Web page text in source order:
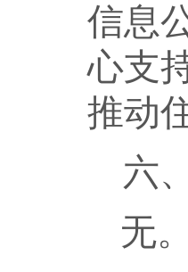
信息
心支
推动
六
无。